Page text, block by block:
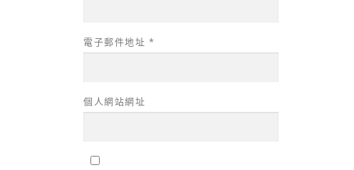
電子郵件地址 *
個人網站網址